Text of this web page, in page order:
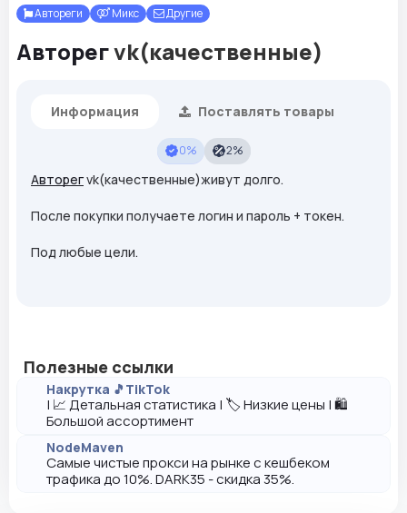
Автореги Микс Другие
Авторегvk(качественные)
Информация Поставлять товары
0% 2%
Авторегvk(качественные)живут долго.
После покупки получаете логин и пароль + токен.
Под любые цели.
Полезные ссылки
Накрутка 🎵TikTok
| 📈 Детальная статистика | 🏷️ Низкие цены | 🛍️
Большой ассортимент
NodeMaven
Самые чистые прокси на рынке с кешбеком
трафика до 10%. DARK35 - скидка 35%.